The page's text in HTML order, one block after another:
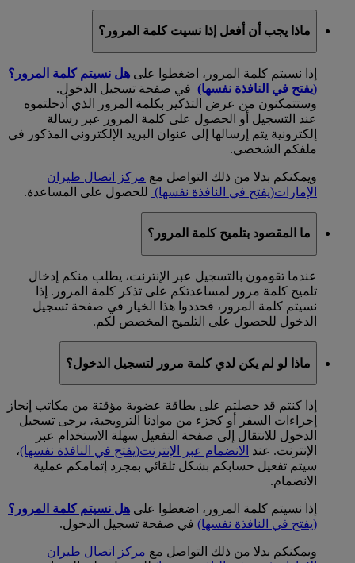
ماذا يجب أن أفعل إذا نسيت كلمة المرور؟
إذا نسيتم كلمة المرور، اضغطوا على هل نسيتم كلمة المرور؟
(يفتح في النافذة نفسها) في صفحة تسجيل الدخول.
وستتمكنون من عرض التذكير بكلمة المرور الذي أدخلتموه
عند التسجيل أو الحصول على كلمة المرور عبر رسالة
إلكترونية يتم إرسالها إلى عنوان البريد الإلكتروني المذكور في
ملفكم الشخصي.
ويمكنكم بدلا من ذلك التواصل مع مركز اتصال طيران
الإمارات(يفتح في النافذة نفسها) للحصول على المساعدة.
ما المقصود بتلميح كلمة المرور؟
عندما تقومون بالتسجيل عبر الإنترنت، يطلب منكم إدخال
تلميح كلمة مرور لمساعدتكم على تذكر كلمة المرور. إذا
نسيتم كلمة المرور، فحددوا هذا الخيار في صفحة تسجيل
الدخول للحصول على التلميح المخصص لكم.
ماذا لو لم يكن لدي كلمة مرور لتسجيل الدخول؟
إذا كنتم قد حصلتم على بطاقة عضوية مؤقتة من مكاتب إنجاز
إجراءات السفر أو كجزء من موادنا الترويجية، يرجى تسجيل
الدخول للانتقال إلى صفحة التفعيل سهلة الاستخدام عبر
الإنترنت. عند الانضمام عبر الإنترنت(يفتح في النافذة نفسها)،
سيتم تفعيل حسابكم بشكل تلقائي بمجرد إتمامكم عملية
الانضمام.
إذا نسيتم كلمة المرور، اضغطوا على هل نسيتم كلمة المرور؟
(يفتح في النافذة نفسها) في صفحة تسجيل الدخول.
ويمكنكم بدلا من ذلك التواصل مع مركز اتصال طيران